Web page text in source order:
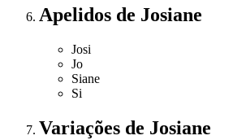
Apelidos de Josiane
Josi
Jo
Siane
Si
Variações de Josiane